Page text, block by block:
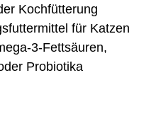
Kochfütterung
für Katzen
3-Fettsäuren,
Probiotika